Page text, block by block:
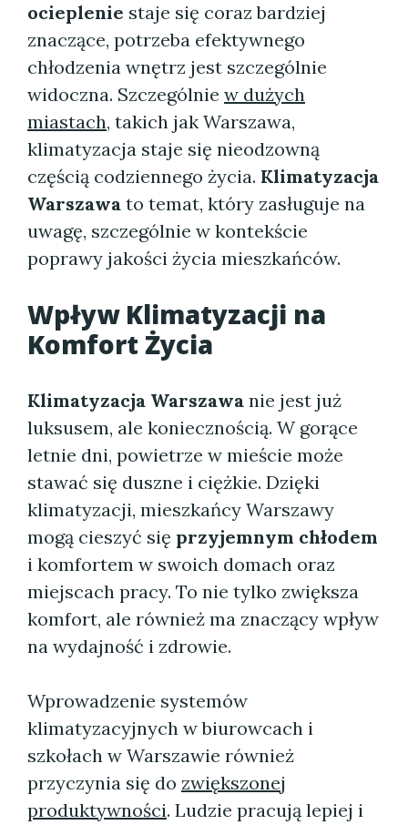
ocieplenie staje się coraz bardziej
znaczące, potrzeba efektywnego
chłodzenia wnętrz jest szczególnie
widoczna. Szczególnie w dużych
miastach, takich jak Warszawa,
klimatyzacja staje się nieodzowną
częścią codziennego życia. Klimatyzacja
Warszawa to temat, który zasługuje na
uwagę, szczególnie w kontekście
poprawy jakości życia mieszkańców.
Wpływ Klimatyzacji na
Komfort Życia
Klimatyzacja Warszawa nie jest już
luksusem, ale koniecznością. W gorące
letnie dni, powietrze w mieście może
stawać się duszne i ciężkie. Dzięki
klimatyzacji, mieszkańcy Warszawy
mogą cieszyć się przyjemnym chłodem
i komfortem w swoich domach oraz
miejscach pracy. To nie tylko zwiększa
komfort, ale również ma znaczący wpływ
na wydajność i zdrowie.
Wprowadzenie systemów
klimatyzacyjnych w biurowcach i
szkołach w Warszawie również
przyczynia się do zwiększonej
produktywności. Ludzie pracują lepiej i